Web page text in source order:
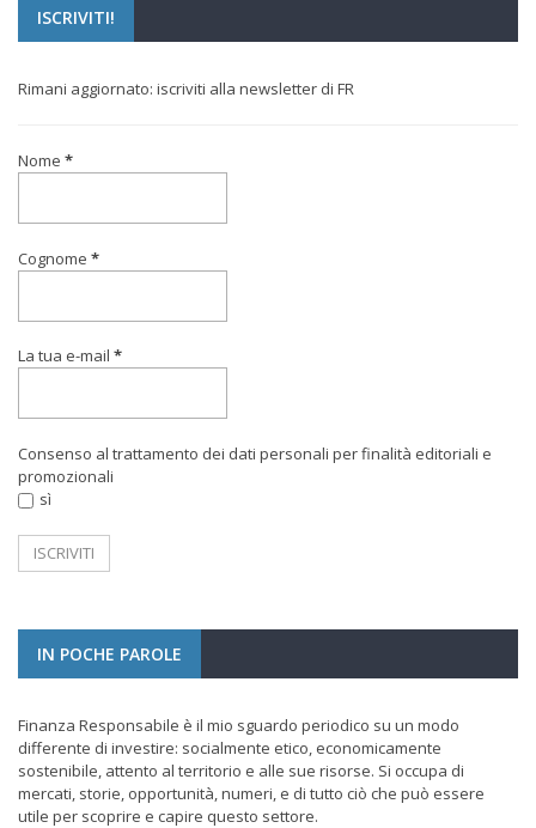
ISCRIVITI!
Rimani aggiornato: iscriviti alla newsletter di FR
Nome *
Cognome *
La tua e-mail *
Consenso al trattamento dei dati personali per finalità editoriali e
promozionali
sì
IN POCHE PAROLE
Finanza Responsabile è il mio sguardo periodico su un modo
differente di investire: socialmente etico, economicamente
sostenibile , attento al territorio e alle sue risorse. Si occupa di
mercati, storie, opportunità, numeri, e di tutto ciò che può essere
utile per scoprire e capire questo settore.